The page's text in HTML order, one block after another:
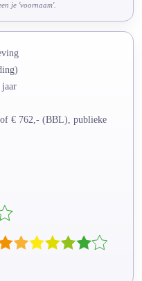
je 'voornaam'.
€ 762,- (BBL), publieke